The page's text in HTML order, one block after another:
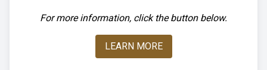
For more information, click the button below.
LEARN MORE